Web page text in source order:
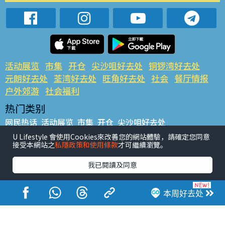
本周好去处
活动展览 市集 开仓 尖沙咀好去处 铜锣湾好去处
元朗好去处 荃湾好去处 旺角好去处 社会 餐厅情报
户外郊游 社会福利
热门类别
网民热话 活动展览 市集 开仓 尖沙咀好去处
铜锣湾好去处 元朗好去处 荃湾好去处 旺角好去处 社会
餐厅情报 户外郊游
热门标签
#UGO揾好去处 #人气活动推介 #美食社群热话
#亲子玩乐好去处
#ULifestyle应用程式
#限时抢
#UJetso礼物放送
#ULifestyle商户中心 #著数 #网络热话
U Lifestyle 會使用Cookies來改善您的網站體驗，請確定您同意
接受本網站之私隱政策和使用條款才可繼續瀏覽。
我已閱讀及同意